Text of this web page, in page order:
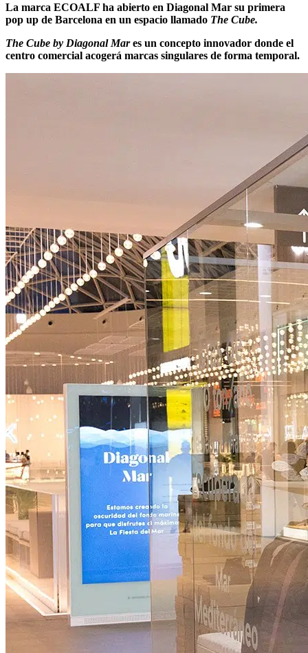
La marca ECOALF ha abierto en Diagonal Mar su primera
pop up de Barcelona en un espacio llamado The Cube.
The Cube by Diagonal Mares un concepto innovador donde el
centro comercial acogerá marcas singulares de forma temporal.